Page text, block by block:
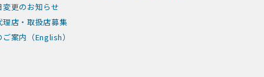
変更のお知らせ
理店・取扱店募集
案内（English）